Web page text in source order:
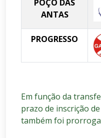
POÇO DAS
ANTAS
PROGRESSO
Em função da
prazo de inscrição
também foi